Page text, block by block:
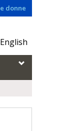
donne
English